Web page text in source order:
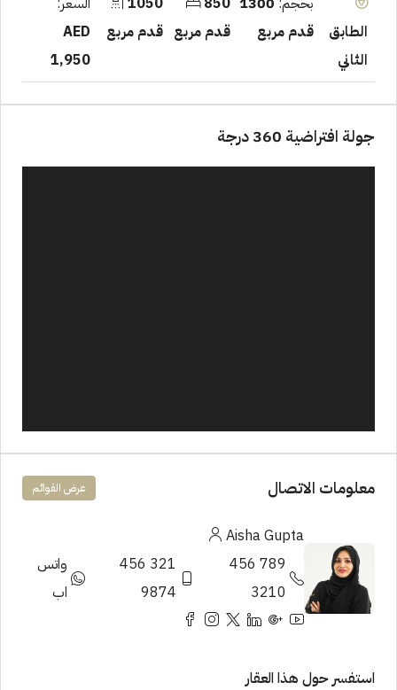
الطابق
الثاني
قدم مربع
قدم مربع قدم مربع
AED
1,950
جولة افتراضية 360 درجة
معلومات الاتصال عرض القوائم
Aisha Gupta
789 456
3210
321 456
9874
واتس
اب
استفسر حول هذا العقار